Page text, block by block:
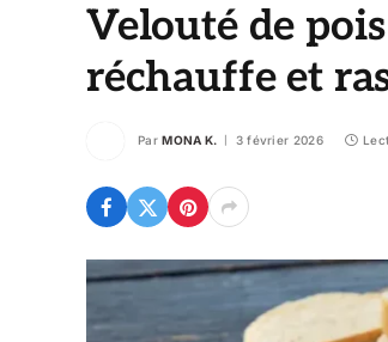
Velouté de
réchauffe et
Par MONA K. 3 février 2026